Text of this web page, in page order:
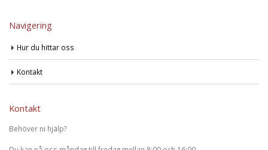
Navigering
Hur du hittar oss
Kontakt
Kontakt
Behöver ni hjälp?